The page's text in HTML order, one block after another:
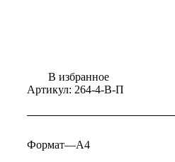
В избранное
Артикул: 264-4-В-П
Формат—А4